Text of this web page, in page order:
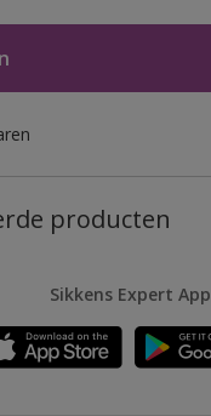
producten
Sikkens Expert App